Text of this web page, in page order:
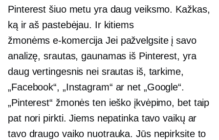
Pinterest šiuo metu yra daug veiksmo. Kažkas,
ką ir aš pastebėjau. Ir kitiems
žmonėmse-komercija Jei pažvelgsite į savo
analizę, srautas, gaunamas iš Pinterest, yra
daug vertingesnis nei srautas iš, tarkime,
„Facebook“, „Instagram“ ar net „Google“.
„Pinterest“ žmonės ten ieško įkvėpimo, bet taip
pat nori pirkti. Jiems nepatinka tavo vaikų ar
tavo draugo vaiko nuotrauka. Jūs nepirksite to